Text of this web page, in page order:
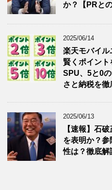
か？【PRと
2025/06/14
楽天モバイル
賢くポイント
SPU、5と0
さと納税を徹
2025/06/13
【速報】石
を表明か？
性は？徹底解